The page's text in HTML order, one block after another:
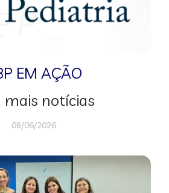
EM AÇÃO
mais notícias
08/06/2026